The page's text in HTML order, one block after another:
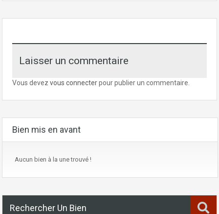
Laisser un commentaire
Vous devez vous connecterpour publier un commentaire.
Bien mis en avant
Aucun bien à la une trouvé !
Rechercher Un Bien